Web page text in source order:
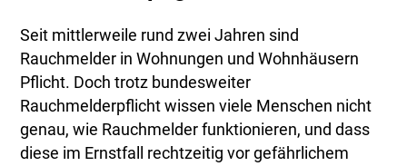
Seit mittlerweile rund zwei Jahren sind
Rauchmelder in Wohnungen und Wohnhäusern
Pflicht. Doch trotz bundesweiter
Rauchmelderpflicht wissen viele Menschen nicht
genau, wie Rauchmelder funktionieren, und dass
diese im Ernstfall rechtzeitig vor gefährlichem